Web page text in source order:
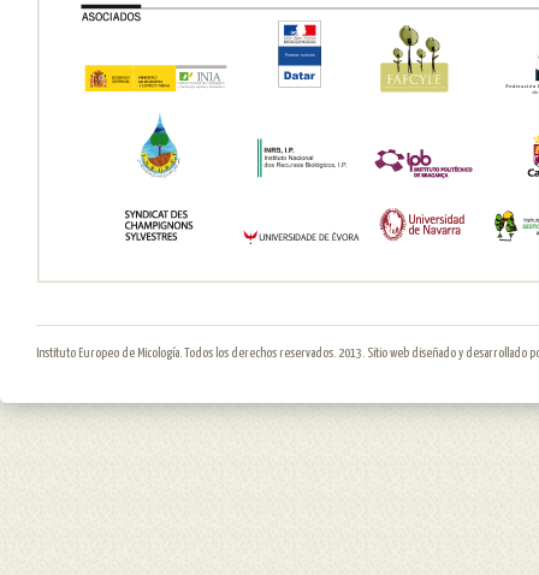
Instituto Europeo de Micología. Todos los derechos reservados. 2013. Sitio web diseñado y desarrollado